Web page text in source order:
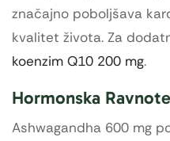
značajno poboljšava
kvalitet života. Za
koenzim Q10 200 mg.
Hormonska
Ashwagandha 600 mg